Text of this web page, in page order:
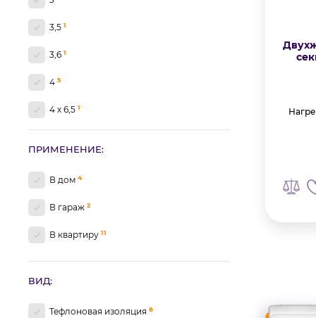
3,5 1
3,6 1
4 5
4 х 6,5 1
ПРИМЕНЕНИЕ:
В дом 4
В гараж 2
В квартиру 11
ВИД:
Тефлоновая изоляция 8